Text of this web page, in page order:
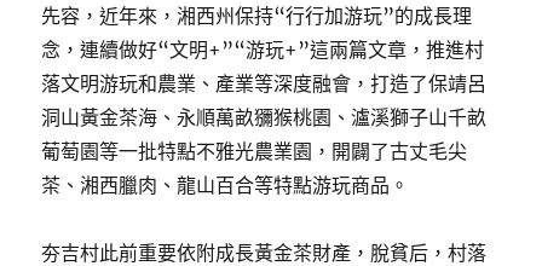
先容，近年來，湘西州保持“行行加游玩”的成長理
念，連續做好“文明+”“游玩+”這兩篇文章，推進村
落文明游玩和農業、產業等深度融會，打造了保靖呂
洞山黃金茶海、永順萬畝獼猴桃園、瀘溪獅子山千畝
葡萄園等一批特點不雅光農業園，開闢了古丈毛尖
茶、湘西臘肉、龍山百合等特點游玩商品。
夯吉村此前重要依附成長黃金茶財產，脫貧后，村落